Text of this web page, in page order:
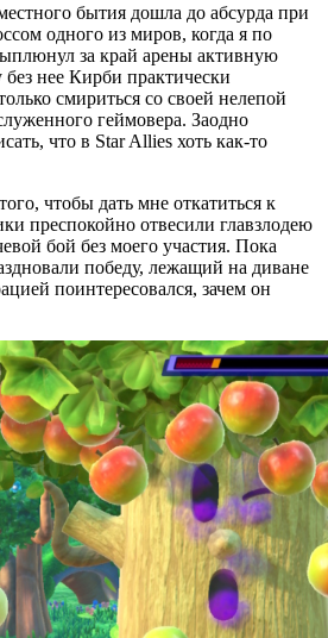
бытия дошла до абсурда при
одного из миров, когда я по
за край арены активную
нее Кирби практически
смириться со своей нелепой
геймовера. Заодно
что в Star Allies хоть как-то
чтобы дать мне откатиться к
преспокойно отвесили главзлодею
бой без моего участия. Пока
победу, лежащий на диване
поинтересовался, зачем он